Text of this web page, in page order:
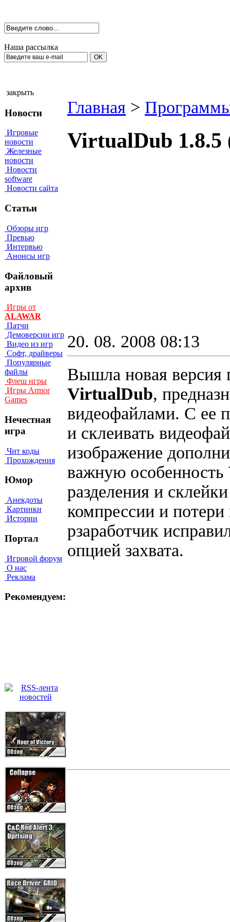
Наша рассылка
закрыть
Новости
Игровые
новости
Железные
новости
Новости
software
Новости сайта
Статьи
Обзоры игр
Превью
Интервью
Анонсы игр
Файловый
архив
Игры от
ALAWAR
Патчи
Демоверсии игр
Видео из игр
Софт, драйверы
Популярные
файлы
Флеш игры
Игры Armor
Games
Нечестная
игра
Чит коды
Прохождения
Юмор
Анекдоты
Картинки
Истории
Портал
Игровой форум
О нас
Реклама
Рекомендуем:
Главная >
VirtualDub
20. 08. 2008 08:13
Вышла новая версия
VirtualDub,
видеофайлами. С ее
и склеивать
изображение
важную особенность
разделения и
компрессии и
рзаработчик
опцией захвата.